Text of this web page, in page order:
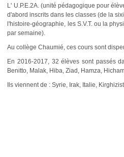
L' U.P.E.2A. (unité pédagogique pour
d'abord inscrits dans les classes (de la
l'histoire-géographie, les S.V.T. ou la
par semaine).
Au collège Chaumié, ces cours sont
En 2016-2017, 32 élèves sont passés
Benitto, Malak, Hiba, Ziad, Hamza,
Ils viennent de : Syrie, Irak, Italie,